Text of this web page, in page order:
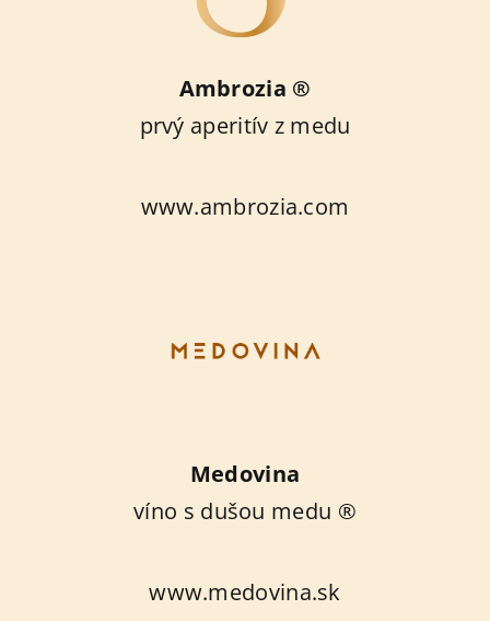
Ambrozia ®
prvý aperitív z medu
www.ambrozia.com
Medovina
víno s dušou medu ®
www.medovina.sk